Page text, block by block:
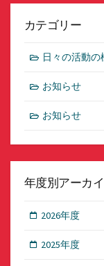
カテゴリー
日々の活動の
お知らせ
お知らせ
年度別アーカ
2026年度
2025年度